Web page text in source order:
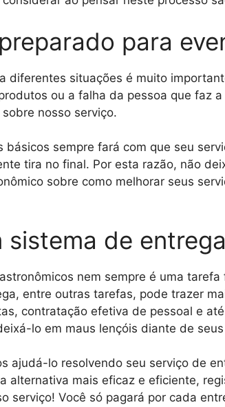
para
diferentes situações é muito
ou a falha da pessoa que faz
nosso serviço.
básicos sempre fará com que seu
tira no final. Por esta razão, não
sobre como melhorar seus
sistema de
nem sempre é uma
entre outras tarefas, pode trazer
contratação efetiva de pessoal e
lo em maus lençóis diante de
ajudá-lo resolvendo seu serviço de
alternativa mais eficaz e eficiente,
serviço! Você só pagará por cada